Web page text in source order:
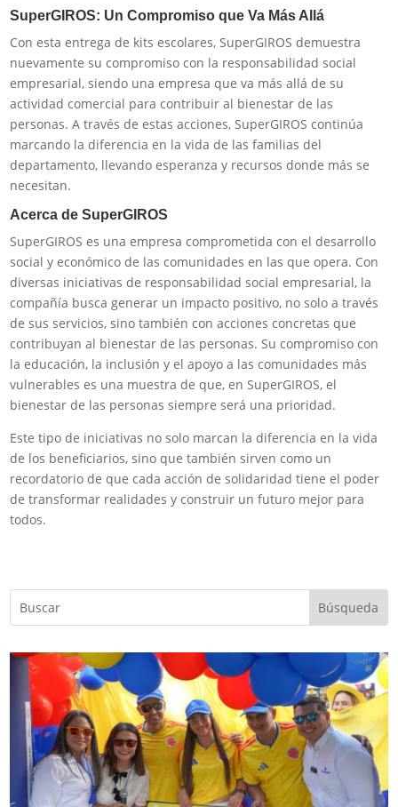
SuperGIROS: Un Compromiso que Va Más Allá
Con esta entrega de kits escolares, SuperGIROS demuestra
nuevamente su compromiso con la responsabilidad social
empresarial, siendo una empresa que va más allá de su
actividad comercial para contribuir al bienestar de las
personas. A través de estas acciones, SuperGIROS continúa
marcando la diferencia en la vida de las familias del
departamento, llevando esperanza y recursos donde más se
necesitan.
Acerca de SuperGIROS
SuperGIROS es una empresa comprometida con el desarrollo
social y económico de las comunidades en las que opera. Con
diversas iniciativas de responsabilidad social empresarial, la
compañía busca generar un impacto positivo, no solo a través
de sus servicios, sino también con acciones concretas que
contribuyan al bienestar de las personas. Su compromiso con
la educación, la inclusión y el apoyo a las comunidades más
vulnerables es una muestra de que, en SuperGIROS, el
bienestar de las personas siempre será una prioridad.
Este tipo de iniciativas no solo marcan la diferencia en la vida
de los beneficiarios, sino que también sirven como un
recordatorio de que cada acción de solidaridad tiene el poder
de transformar realidades y construir un futuro mejor para
todos.